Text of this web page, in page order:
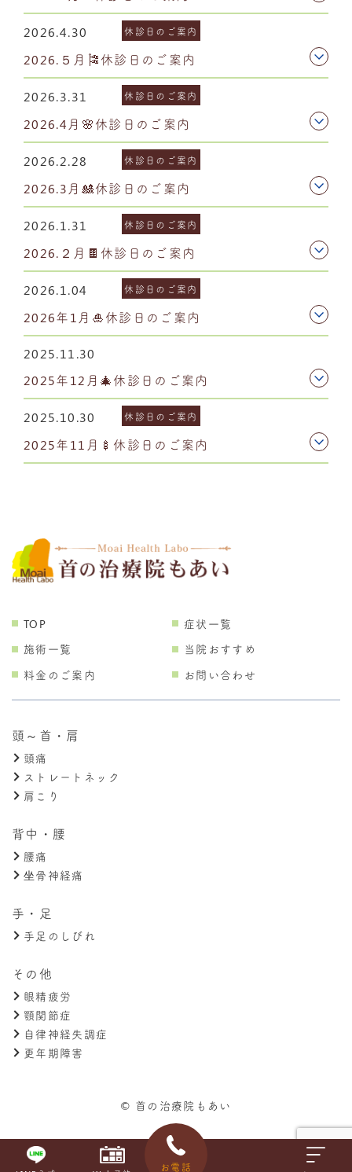
お電話
2026.4.30 休診日のご案内
2026.５月🎏休診日のご案内
2026.3.31 休診日のご案内
2026.4月🌸休診日のご案内
2026.2.28 休診日のご案内
2026.3月🎎休診日のご案内
2026.1.31 休診日のご案内
2026.２月🍫休診日のご案内
2026.1.04 休診日のご案内
2026年1月🎍休診日のご案内
2025.11.30
2025年12月🎄休診日のご案内
2025.10.30 休診日のご案内
2025年11月🍢休診日のご案内
TOP
症状一覧
施術一覧
当院おすすめ
料金のご案内
お問い合わせ
頭～首・肩
頭痛
ストレートネック
肩こり
背中・腰
腰痛
坐骨神経痛
手・足
手足のしびれ
その他
眼精疲労
顎関節症
自律神経失調症
更年期障害
© 首の治療院もあい